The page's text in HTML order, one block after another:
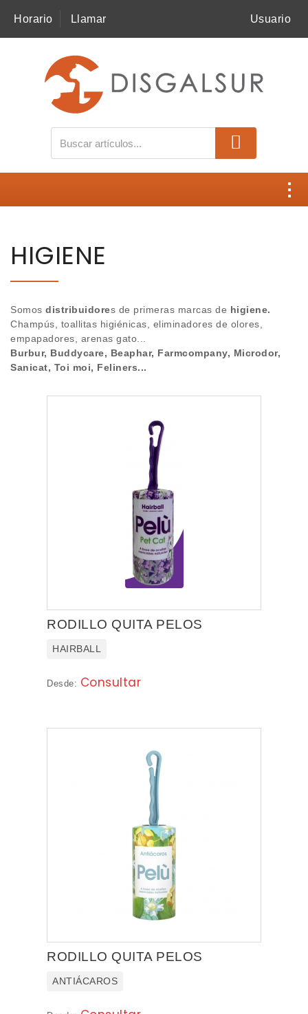
Horario Llamar Usuario
Disgalsur
Blog
Alta cliente
Marcas
MI COMPRA
ALIMENTACIÓN
HIGIENE
FREEDOG
TOI MOI
SANICAT
HIGIENE
Somos distribuidores de primeras marcas de higiene.
Champús, toallitas higiénicas, eliminadores de olores,
empapadores, arenas gato...
Burbur, Buddycare, Beaphar, Farmcompany, Microdor,
Sanicat, Toi moi, Feliners...
RODILLO QUITA PELOS
HAIRBALL
Desde: Consultar
RODILLO QUITA PELOS
ANTIÁCAROS